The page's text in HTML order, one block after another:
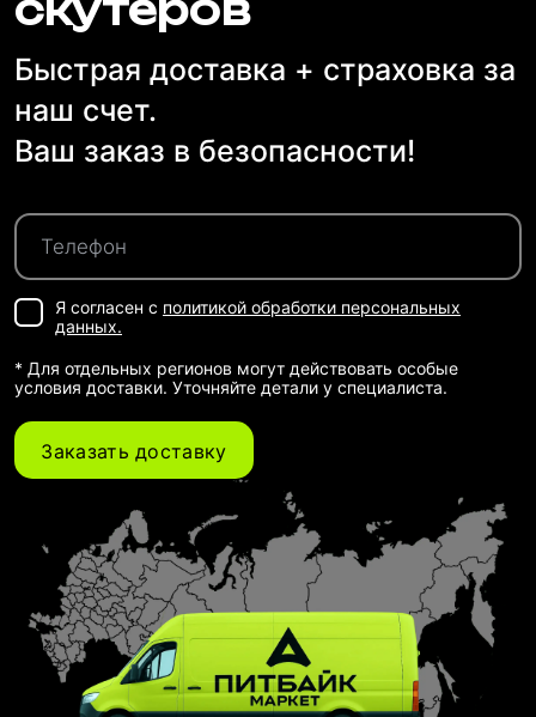
Быстрая доставка + страховка за
наш счет.
Ваш заказ в безопасности!
Я согласен с политикой обработки персональных
данных.
* Для отдельных регионов могут действовать особые
условия доставки. Уточняйте детали у специалиста.
Заказать доставку